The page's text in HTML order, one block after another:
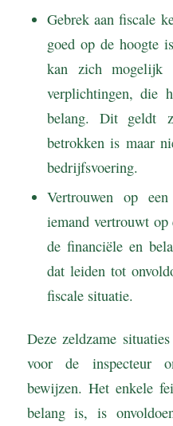
Gebrek aan fiscale
goed op de hoogte
kan zich mogelijk
verplichtingen, die
belang. Dit geldt
betrokken is maar
bedrijfsvoering.
Vertrouwen op
iemand vertrouwt
de financiële en
dat leiden tot
fiscale situatie.
Deze zeldzame
voor de inspecteur
bewijzen. Het enkele
belang is, is